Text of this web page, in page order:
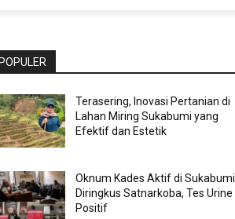
POPULER
Terasering, Inovasi Pertanian di
Lahan Miring Sukabumi yang
Efektif dan Estetik
Oknum Kades Aktif di Sukabumi
Diringkus Satnarkoba, Tes Urine
Positif